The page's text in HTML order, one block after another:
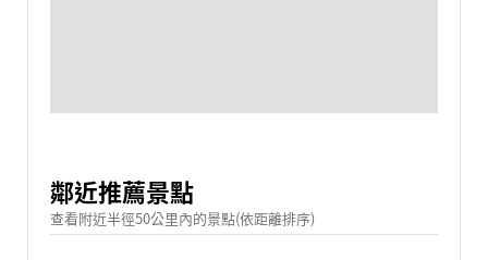
鄰近推薦景點
查看附近半徑50公里內的景點(依距離排序)